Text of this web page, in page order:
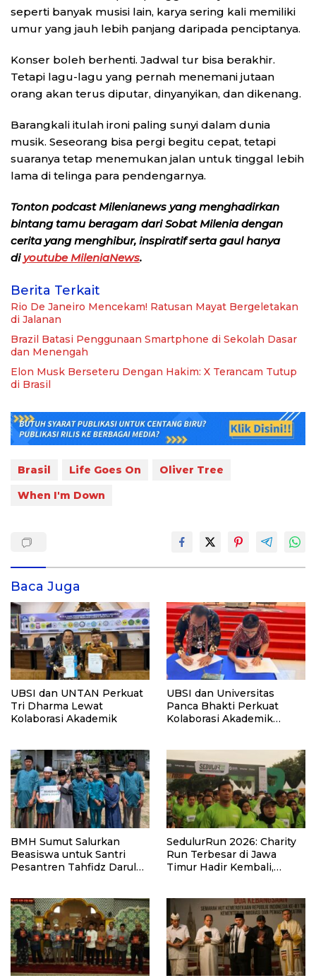
seperti banyak musisi lain, karya sering kali memiliki
umur yang jauh lebih panjang daripada penciptanya.
Konser boleh berhenti. Jadwal tur bisa berakhir.
Tetapi lagu-lagu yang pernah menemani jutaan
orang akan terus diputar, dinyanyikan, dan dikenang.
Barangkali itulah ironi paling sunyi dalam dunia
musik. Seseorang bisa pergi begitu cepat, tetapi
suaranya tetap menemukan jalan untuk tinggal lebih
lama di telinga para pendengarnya.
Tonton podcast Milenianews yang menghadirkan
bintang tamu beragam dari Sobat Milenia dengan
cerita yang menghibur, inspiratif serta gaul hanya
diyoutube MileniaNews.
Berita Terkait
Rio De Janeiro Mencekam! Ratusan Mayat Bergeletakan
di Jalanan
Brazil Batasi Penggunaan Smartphone di Sekolah Dasar
dan Menengah
Elon Musk Berseteru Dengan Hakim: X Terancam Tutup
di Brasil
Brasil Life Goes On
Oliver Tree
When I'm Down
Baca Juga
UBSI dan UNTAN Perkuat
Tri Dharma Lewat
Kolaborasi Akademik
UBSI dan Universitas
Panca Bhakti Perkuat
Kolaborasi Akademik
BMH Sumut Salurkan
Beasiswa untuk Santri
Pesantren Tahfidz Darul
SedulurRun 2026: Charity
Run Terbesar di Jawa
Timur Hadir Kembali,
Santri dan Guru Honorer